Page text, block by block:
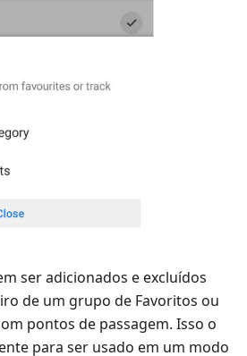
ser adicionados e excluídos
de um grupo de Favoritos ou
pontos de passagem. Isso o
para ser usado em um modo